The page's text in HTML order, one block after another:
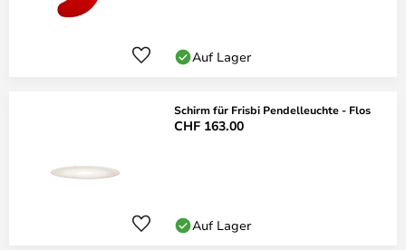
Auf Lager
Schirm für Frisbi Pendelleuchte - Flos
CHF 163.00
Auf Lager